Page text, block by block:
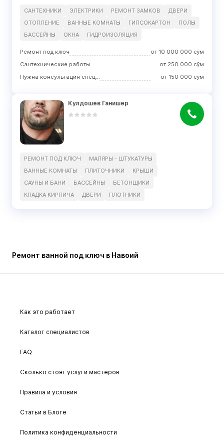
САНТЕХНИКИ ЭЛЕКТРИКИ РЕМОНТ ЗАМКОВ
ДВЕРИ
ОТОПЛЕНИЕ
ВАННЫЕ КОМНАТЫ ГИПСОКАРТОН
ПОЛЫ
БАССЕЙНЫ
ОКНА ГИДРОИЗОЛЯЦИЯ
Ремонт под ключ от 10 000 000 сўм
Сантехнические работы
от 250 000 сўм
Нужна консультация специалиста
от 150 000 сўм
Кулдошев Ганишер
РЕМОНТ ПОД КЛЮЧ
МАЛЯРЫ - ШТУКАТУРЫ
ВАННЫЕ КОМНАТЫ
ПЛИТОЧНИКИ
КРЫШИ
САУНЫ И БАНИ
БАССЕЙНЫ
БЕТОНЩИКИ
КЛАДКА КИРПИЧА
ДВЕРИ ПЛОТНИКИ
Ремонт ванной под ключ в Навоий
Как это работает
Каталог специалистов
FAQ
Сколько стоят услуги мастеров
Правила и условия
Статьи в Блоге
Политика конфиденциальности